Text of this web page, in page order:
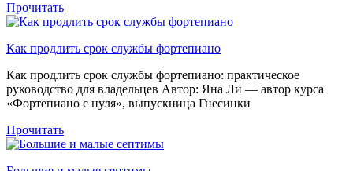
Прочитать
Как продлить срок службы фортепиано
Как продлить срок службы фортепиано: практическое
руководство для владельцев Автор: Яна Ли — автор курса
«Фортепиано с нуля», выпускница Гнесинки
Прочитать